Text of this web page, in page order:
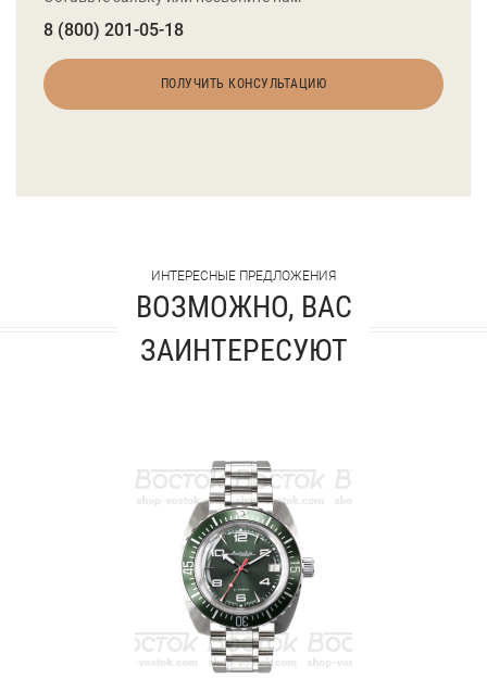
8 (800) 201-05-18
ПОЛУЧИТЬ КОНСУЛЬТАЦИЮ
ИНТЕРЕСНЫЕ ПРЕДЛОЖЕНИЯ
ВОЗМОЖНО, ВАС
ЗАИНТЕРЕСУЮТ